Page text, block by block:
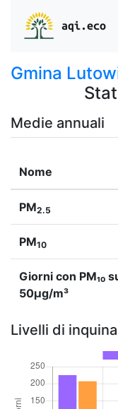
aqi.eco
Gmina
Medie annuali
Nome
PM2.5
PM10
Giorni con PM₁₀
50µg/m³
Livelli di